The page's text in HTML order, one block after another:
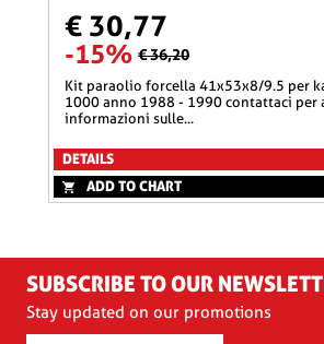
€ 30,77
-15% € 36,20
kit paraolio forcella 41x53x8/9.5 per kawasaki zx-10
1000 anno 1988 - 1990 contattaci per
informazioni sulle...
DETAILS
ADD TO CHART
SUBSCRIBE TO OUR
Stay updated on our promotions